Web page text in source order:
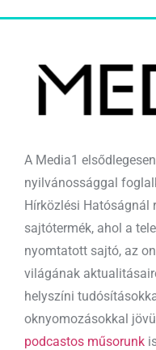
A Media1
nyilvánossággal
Hírközlési Hatóságnál
sajtótermék, ahol a
nyomtatott sajtó, az
világának
helyszíni
oknyomozásokkal
podcastos műsorunk